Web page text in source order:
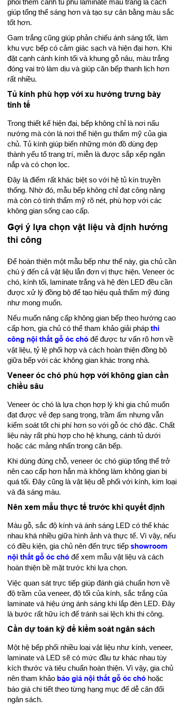
phối thêm cánh tủ phủ laminate màu trắng là cách
giúp tổng thể sáng hơn và tạo sự cân bằng màu sắc
tốt hơn.
Gam trắng cũng giúp phản chiếu ánh sáng tốt, làm
khu vực bếp có cảm giác sạch và hiện đại hơn. Khi
đặt cạnh cánh kính tối và khung gỗ nâu, màu trắng
đóng vai trò làm dịu và giúp căn bếp thanh lịch hơn
rất nhiều.
Tủ kính phù hợp với xu hướng trưng bày
tinh tế
Trong thiết kế hiện đại, bếp không chỉ là nơi nấu
nướng mà còn là nơi thể hiện gu thẩm mỹ của gia
chủ. Tủ kính giúp biến những món đồ dùng đẹp
thành yếu tố trang trí, miễn là được sắp xếp ngăn
nắp và có chọn lọc.
Đây là điểm rất khác biệt so với hệ tủ kín truyền
thống. Nhờ đó, mẫu bếp không chỉ đạt công năng
mà còn có tính thẩm mỹ rõ nét, phù hợp với các
không gian sống cao cấp.
Gợi ý lựa chọn vật liệu và định hướng
thi công
Để hoàn thiện một mẫu bếp như thế này, gia chủ cần
chú ý đến cả vật liệu lẫn đơn vị thực hiện. Veneer óc
chó, kính tối, laminate trắng và hệ đèn LED đều cần
được xử lý đồng bộ để tạo hiệu quả thẩm mỹ đúng
như mong muốn.
Nếu muốn nâng cấp không gian bếp theo hướng cao
cấp hơn, gia chủ có thể tham khảo giải pháp thi
công nội thất gỗ óc chó để được tư vấn rõ hơn về
vật liệu, tỷ lệ phối hợp và cách hoàn thiện đồng bộ
giữa bếp với các không gian khác trong nhà.
Veneer óc chó phù hợp với không gian cần
chiều sâu
Veneer óc chó là lựa chọn hợp lý khi gia chủ muốn
đạt được vẻ đẹp sang trọng, trầm ấm nhưng vẫn
kiểm soát tốt chi phí hơn so với gỗ óc chó đặc. Chất
liệu này rất phù hợp cho hệ khung, cánh tủ dưới
hoặc các mảng nhấn trong căn bếp.
Khi dùng đúng chỗ, veneer óc chó giúp tổng thể trở
nên cao cấp hơn hẳn mà không làm không gian bị
quá tối. Đây cũng là vật liệu dễ phối với kính, kim loại
và đá sáng màu.
Nên xem mẫu thực tế trước khi quyết định
Màu gỗ, sắc độ kính và ánh sáng LED có thể khác
nhau khá nhiều giữa hình ảnh và thực tế. Vì vậy, nếu
có điều kiện, gia chủ nên đến trực tiếp showroom
nội thất gỗ óc chó để xem mẫu vật liệu và cách
hoàn thiện bề mặt trước khi lựa chọn.
Việc quan sát trực tiếp giúp đánh giá chuẩn hơn về
độ trầm của veneer, độ tối của kính, sắc trắng của
laminate và hiệu ứng ánh sáng khi lắp đèn LED. Đây
là bước rất hữu ích để tránh sai lệch khi thi công.
Cần dự toán kỹ để kiểm soát ngân sách
Một hệ bếp phối nhiều loại vật liệu như kính, veneer,
laminate và LED sẽ có mức đầu tư khác nhau tùy
kích thước và tiêu chuẩn hoàn thiện. Vì vậy, gia chủ
nên tham khảo báo giá nội thất gỗ óc chó hoặc
báo giá chi tiết theo từng hạng mục để dễ cân đối
ngân sách.